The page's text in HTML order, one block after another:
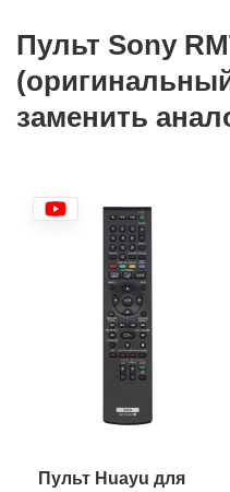
Пульт Sony
заменить
Пульт Huayu для